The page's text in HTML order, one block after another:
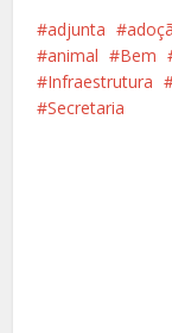
adjunta
animal
Bem
Infraestrutura
Secretaria